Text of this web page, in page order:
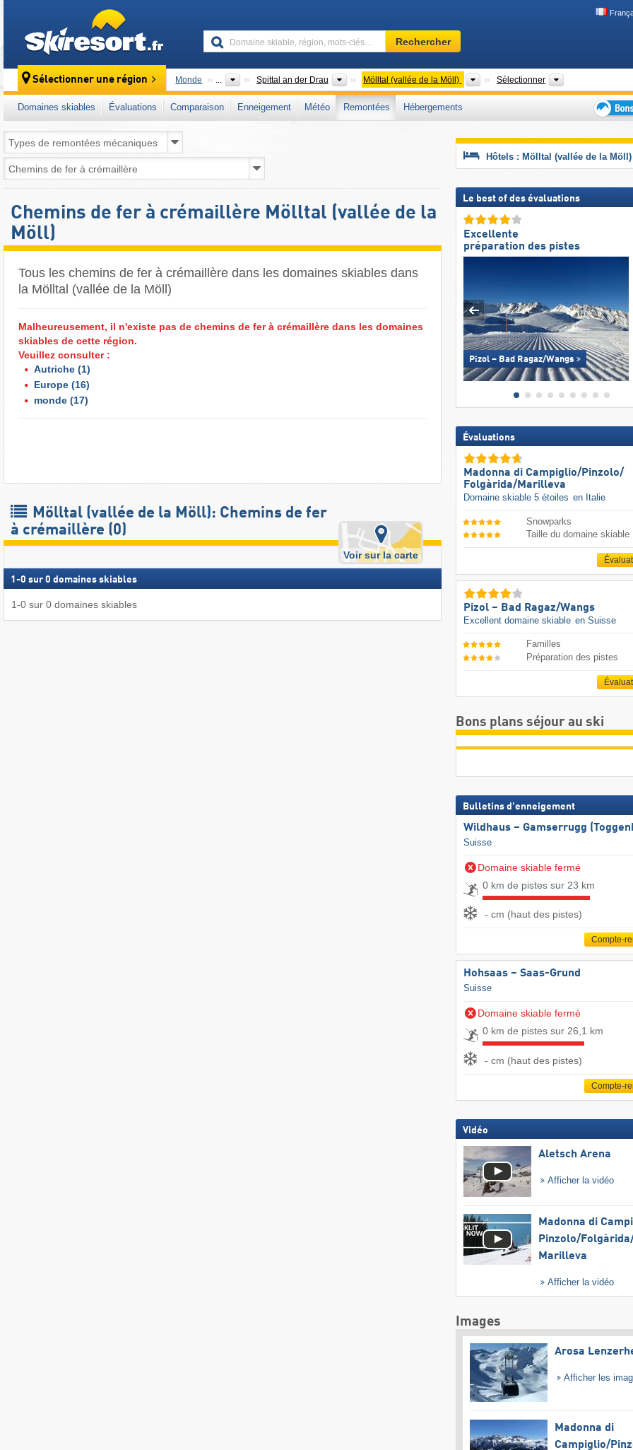
Domaine
skiable,
mots-
clés…
Rechercher
Sélectionner une région Monde ... Spittal an der Drau Districts
Mölltal (vallée de la Möll) ValléesSélectionner Région
Domaines skiables Évaluations Comparaison Enneigement Météo Remontées
Hébergements
plans
séjour
Chemins de fer à crémaillère Mölltal (vallée de la
Möll)
Tous les chemins de fer à crémaillère dans les domaines skiables dans
la Mölltal (vallée de la Möll) ​
Malheureusement, il n'existe pas de chemins de fer à crémaillère dans les domaines
skiables de cette région.
Veuillez consulter :
Autriche (1)
Europe (16)
monde (17)
Mölltal (vallée de la Möll): Chemins de fer
à crémaillère (0)
Voir sur la carte
1 -0 sur0 domaines skiables
1-0 sur 0 domaines skiables
Hôtels : Mölltal (vallée de la Möll)
Le best of des évaluations
Excellente
préparation des pistes
Pizol – Bad Ragaz/​Wangs
Évaluations
Madonna di Campiglio/​Pinzolo/​
Folgàrida/​Marilleva
Domaine skiable 5 étoiles en Italie
Snowparks
Taille du domaine skiable
Pizol – Bad Ragaz/​Wangs
Excellent domaine skiable en Suisse
Familles
Préparation des pistes
Bons plans séjour au ski
Bulletins d'enneigement
Wildhaus – Gamserrugg
Suisse
Domaine skiable fermé
0 km de pistes sur 23 km
- cm (haut des pistes)
Compte-
Hohsaas – Saas-Grund
Suisse
Domaine skiable fermé
0 km de pistes sur 26,1 km
- cm (haut des pistes)
Compte-
Vidéo
Aletsch Arena
Afficher la vidéo
Madonna di
Pinzolo/​
Marilleva
Afficher la vidéo
Images
Arosa
Afficher les
Madonna di
Campiglio/​